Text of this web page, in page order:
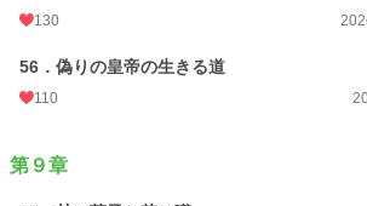
130
56．偽りの皇帝の生きる道
110
第９章